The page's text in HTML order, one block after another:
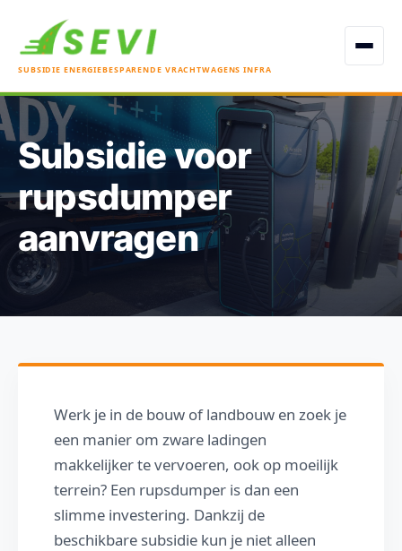
SUBSIDIE ENERGIEBESPARENDE VRACHTWAGENS INFRA
Open
Subsidie voor
rupsdumper
aanvragen
Werk je in de bouw of landbouw en zoek je
een manier om zware ladingen
makkelijker te vervoeren, ook op moeilijk
terrein? Een rupsdumper is dan een
slimme investering. Dankzij de
beschikbare subsidie kun je niet alleen